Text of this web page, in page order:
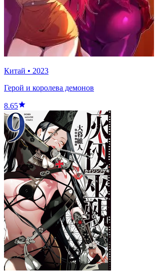
Китай • 2023
Герой и королева демонов
8.65